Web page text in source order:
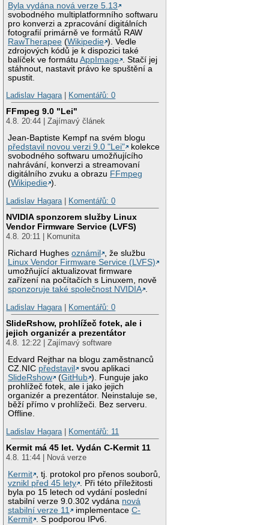
Byla vydána nová verze 5.13
svobodného multiplatformního softwaru
pro konverzi a zpracování digitálních
fotografií primárně ve formátů RAW
RawTherapee (Wikipedie ). Vedle
zdrojových kódů je k dispozici také
balíček ve formátuAppImage
. Stačí jej
stáhnout, nastavit právo ke spuštění a
spustit.
Ladislav Hagara| Komentářů: 0
FFmpeg 9.0 "Lei"
4.8. 20:44 | Zajímavý článek
Jean-Baptiste Kempf na svém blogu
představil novou verzi 9.0 "Lei"
kolekce
svobodného softwaru umožňujícího
nahrávání, konverzi a streamovaní
digitálního zvuku a obrazu FFmpeg
(Wikipedie ).
Ladislav Hagara| Komentářů: 0
NVIDIA sponzorem služby Linux
Vendor Firmware Service (LVFS)
4.8. 20:11 | Komunita
Richard Hughesoznámil
, že službu
Linux Vendor Firmware Service (LVFS)
umožňující aktualizovat firmware
zařízení na počítačích s Linuxem, nově
sponzoruje také společnost NVIDIA .
Ladislav Hagara| Komentářů: 0
SlideRshow, prohlížeč fotek, ale i
jejich organizér a prezentátor
4.8. 12:22 | Zajímavý software
Edvard Rejthar na blogu zaměstnanců
CZ.NIC představil
svou aplikaci
SlideRshow
(GitHub ). Funguje jako
prohlížeč fotek, ale i jako jejich
organizér a prezentátor. Neinstaluje se,
běží přímo v prohlížeči. Bez serveru.
Offline.
Ladislav Hagara| Komentářů: 11
Kermit má 45 let. Vydán C-Kermit 11
4.8. 11:44 | Nová verze
Kermit , tj. protokol pro přenos souborů,
vznikl před 45 lety . Při této příležitosti
byla po 15 letech od vydání poslední
stabilní verze 9.0.302 vydána nová
stabilní verze 11
implementaceC-
Kermit . S podporou IPv6.